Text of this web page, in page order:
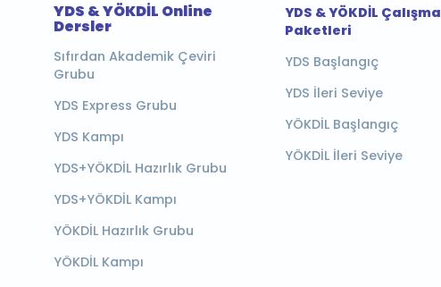
YDS & YÖKDİL Online
Dersler
Sıfırdan Akademik Çeviri
Grubu
YDS Express Grubu
YDS Kampı
YDS+YÖKDİL Hazırlık Grubu
YDS+YÖKDİL Kampı
YÖKDİL Hazırlık Grubu
YÖKDİL Kampı
YDS & YÖKDİL Çalışma
Paketleri
YDS Başlangıç
YDS İleri Seviye
YÖKDİL Başlangıç
YÖKDİL İleri Seviye